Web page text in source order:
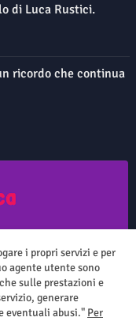
di Luca Rustici.
ricordo che continua
pertanto considerarsi
del 7.03.2001
i propri servizi e per
agente utente sono
sulle prestazioni e
generare
eventuali abusi." Per